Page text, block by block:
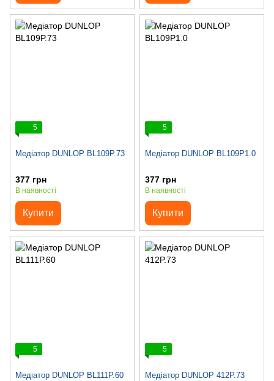
5
Медіатор DUNLOP BL109P.73
377 грн
В наявності
Купити
5
Медіатор DUNLOP BL109P1.0
377 грн
В наявності
Купити
5
Медіатор DUNLOP BL111P.60
5
Медіатор DUNLOP 412P.73